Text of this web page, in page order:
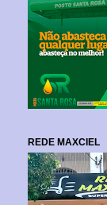
REDE MAXCIEL